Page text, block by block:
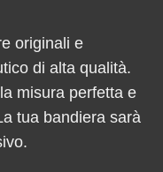
originali e
di alta qualità.
misura perfetta e
tua bandiera sarà